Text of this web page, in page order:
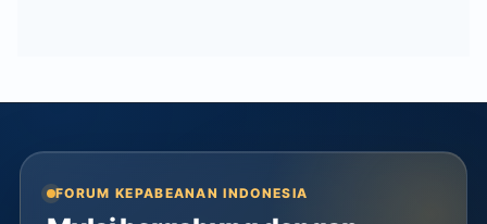
FORUM KEPABEANAN INDONESIA